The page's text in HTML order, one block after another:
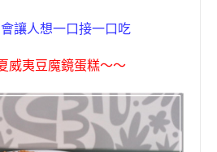
讓人想一口接一口吃
威夷豆魔鏡蛋糕〜〜